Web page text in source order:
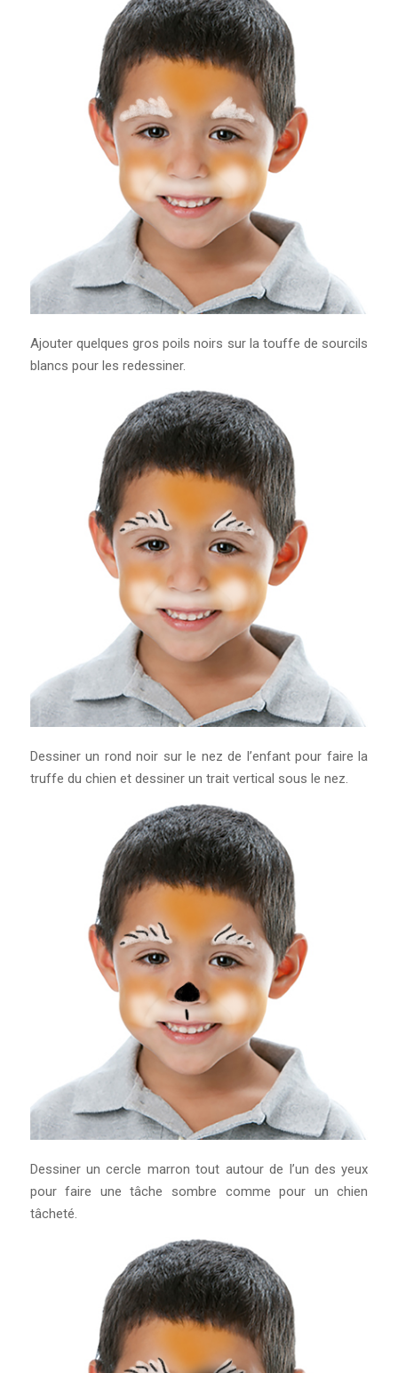
Ajouter quelques gros poils noirs sur la touffe de sourcils
blancs pour les redessiner.
Dessiner un rond noir sur le nez de l’enfant pour faire la
truffe du chien et dessiner un trait vertical sous le nez.
Dessiner un cercle marron tout autour de l’un des yeux
pour faire une tâche sombre comme pour un chien
tâcheté.